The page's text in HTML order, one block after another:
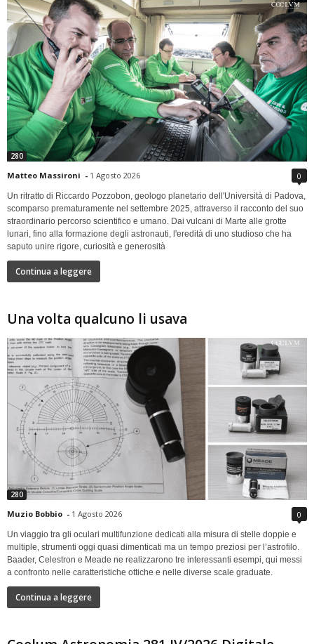
280
Matteo Massironi - 1 Agosto 2026 0
Un ritratto di Riccardo Pozzobon, geologo planetario dell'Università di Padova,
scomparso prematuramente nel settembre 2025, attraverso il racconto del suo
straordinario percorso scientifico e umano. Dai vulcani di Marte alle grotte
lunari, fino alla formazione degli astronauti, l'eredità di uno studioso che ha
saputo unire rigore, curiosità e generosità
Continua a leggere
Una volta qualcuno li usava
280
Muzio Bobbio - 1 Agosto 2026 0
Un viaggio tra gli oculari multifunzione dedicati alla misura di stelle doppie e
multiple, strumenti oggi quasi dimenticati ma un tempo preziosi per l’astrofilo.
Baader, Celestron e Meade ne realizzarono tre interessanti esempi, qui messi
a confronto nelle caratteristiche ottiche e nelle diverse scale graduate.
Continua a leggere